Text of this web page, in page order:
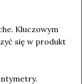
Kluczowym
się w produkt